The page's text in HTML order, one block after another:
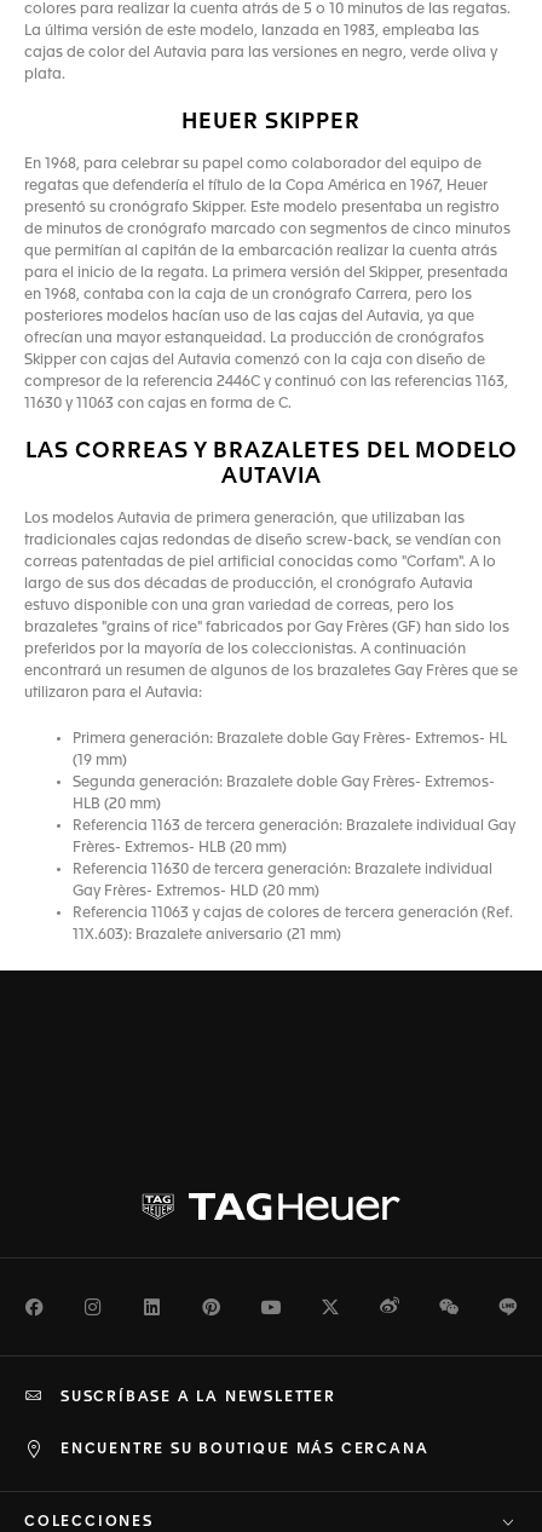
colores para realizar la cuenta atrás de 5 o 10 minutos de las regatas.
La última versión de este modelo, lanzada en 1983, empleaba las
cajas de color del Autavia para las versiones en negro, verde oliva y
plata.
HEUER SKIPPER
En 1968, para celebrar su papel como colaborador del equipo de
regatas que defendería el título de la Copa América en 1967, Heuer
presentó su cronógrafo Skipper. Este modelo presentaba un registro
de minutos de cronógrafo marcado con segmentos de cinco minutos
que permitían al capitán de la embarcación realizar la cuenta atrás
para el inicio de la regata. La primera versión del Skipper, presentada
en 1968, contaba con la caja de un cronógrafo Carrera, pero los
posteriores modelos hacían uso de las cajas del Autavia, ya que
ofrecían una mayor estanqueidad. La producción de cronógrafos
Skipper con cajas del Autavia comenzó con la caja con diseño de
compresor de la referencia 2446C y continuó con las referencias 1163,
11630 y 11063 con cajas en forma de C.
LAS CORREAS Y BRAZALETES DEL MODELO
AUTAVIA
Los modelos Autavia de primera generación, que utilizaban las
tradicionales cajas redondas de diseño screw-back, se vendían con
correas patentadas de piel artificial conocidas como "Corfam". A lo
largo de sus dos décadas de producción, el cronógrafo Autavia
estuvo disponible con una gran variedad de correas, pero los
brazaletes "grains of rice" fabricados por Gay Frères (GF) han sido los
preferidos por la mayoría de los coleccionistas. A continuación
encontrará un resumen de algunos de los brazaletes Gay Frères que se
utilizaron para el Autavia:
Primera generación: Brazalete doble Gay Frères- Extremos- HL
(19 mm)
Segunda generación: Brazalete doble Gay Frères- Extremos-
HLB (20 mm)
Referencia 1163 de tercera generación: Brazalete individual Gay
Frères- Extremos- HLB (20 mm)
Referencia 11630 de tercera generación: Brazalete individual
Gay Frères- Extremos- HLD (20 mm)
Referencia 11063 y cajas de colores de tercera generación (Ref.
11X.603): Brazalete aniversario (21 mm)
FacebookInstagramLinkedInPinterestYoutubeTwitterWeiboWeChat
ENCUENTRE SU BOUTIQUE MÁS CERCANA
SUSCRÍBASE A LA NEWSLETTER
COLECCIONES